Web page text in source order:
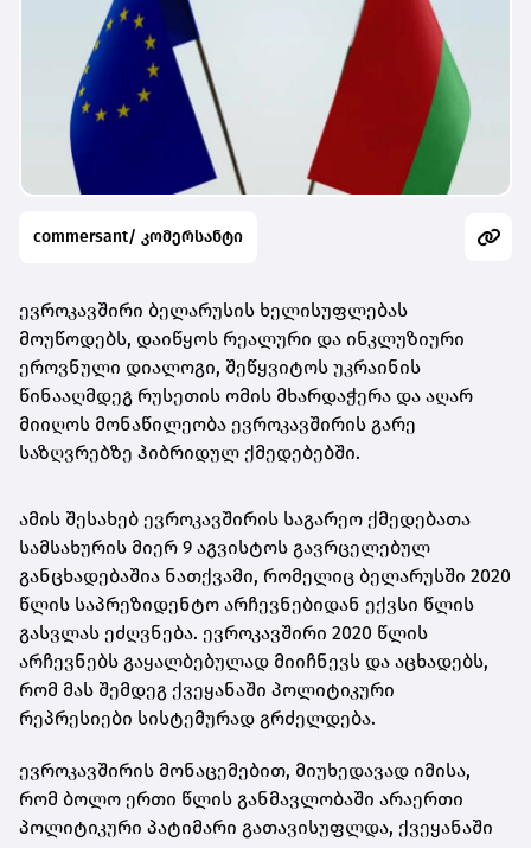
commersant/ კომერსანტი
ევროკავშირი ბელარუსის ხელისუფლებას
მოუწოდებს, დაიწყოს რეალური და ინკლუზიური
ეროვნული დიალოგი, შეწყვიტოს უკრაინის
წინააღმდეგ რუსეთის ომის მხარდაჭერა და აღარ
მიიღოს მონაწილეობა ევროკავშირის გარე
საზღვრებზე ჰიბრიდულ ქმედებებში.
ამის შესახებ ევროკავშირის საგარეო ქმედებათა
სამსახურის მიერ 9 აგვისტოს გავრცელებულ
განცხადებაშია ნათქვამი, რომელიც ბელარუსში 2020
წლის საპრეზიდენტო არჩევნებიდან ექვსი წლის
გასვლას ეძღვნება. ევროკავშირი 2020 წლის
არჩევნებს გაყალბებულად მიიჩნევს და აცხადებს,
რომ მას შემდეგ ქვეყანაში პოლიტიკური
რეპრესიები სისტემურად გრძელდება.
ევროკავშირის მონაცემებით, მიუხედავად იმისა,
რომ ბოლო ერთი წლის განმავლობაში არაერთი
პოლიტიკური პატიმარი გათავისუფლდა, ქვეყანაში